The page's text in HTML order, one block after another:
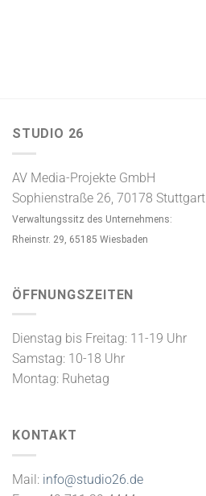
STUDIO 26
AV Media-Projekte GmbH
Sophienstraße 26, 70178 Stuttgart
Verwaltungssitz des Unternehmens:
Rheinstr. 29, 65185 Wiesbaden
ÖFFNUNGSZEITEN
Dienstag bis Freitag: 11-19 Uhr
Samstag: 10-18 Uhr
Montag: Ruhetag
KONTAKT
Mail: info@studio26.de